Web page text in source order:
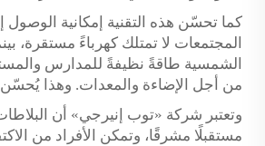
كما تحسّن هذه التقنية إمكانية
المجتمعات لا تمتلك كهرباءً مستقرة،
الشمسية طاقةً نظيفةً للمدارس
من أجل الإضاءة والمعدات. وهذا يُحسّن
وتعتبر شركة «توب إنيرجي» أن
مستقبلًا مشرقًا، وتمكن الأفراد من